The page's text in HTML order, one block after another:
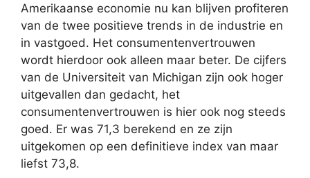
Amerikaanse economie nu kan blijven profiteren
van de twee positieve trends in de industrie en
in vastgoed. Het consumentenvertrouwen
wordt hierdoor ook alleen maar beter. De cijfers
van de Universiteit van Michigan zijn ook hoger
uitgevallen dan gedacht, het
consumentenvertrouwen is hier ook nog steeds
goed. Er was 71,3 berekend en ze zijn
uitgekomen op een definitieve index van maar
liefst 73,8.